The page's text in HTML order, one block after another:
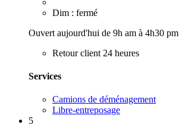
Dim : fermé
Ouvert aujourd'hui de 9h am à 4h30 pm
Retour client 24 heures
Services
Camions de déménagement
Libre-entreposage
5